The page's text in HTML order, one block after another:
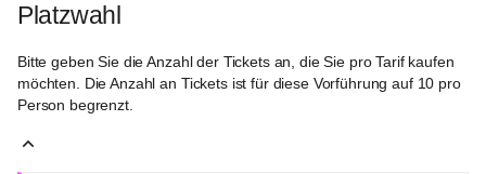
Graz
GmbH
Platzwahl
Bitte geben Sie die Anzahl der Tickets an, die Sie pro Tarif kaufen
möchten. Die Anzahl an Tickets ist für diese Vorführung auf 10 pro
Person begrenzt.